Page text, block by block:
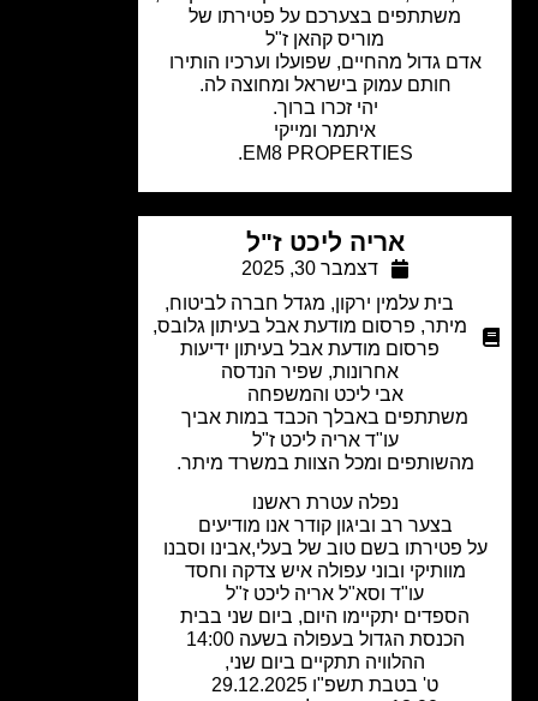
משתתפים בצערכם על פטירתו של
מוריס קהאן ז"ל
גדול מהחיים, שפועלו וערכיו הותירו
חותם עמוק בישראל ומחוצה לה.
יהי זכרו ברוך.
איתמר ומייקי
EM8 PROPERTIES.
אריה ליכט ז"ל
דצמבר 30, 2025
בית עלמין ירקון,מגדל חברה לביטוח,
מיתר, פרסום מודעת אבל בעיתון גלובס,
פרסום מודעת אבל בעיתון ידיעות
אחרונות,שפיר הנדסה
אבי ליכט והמשפחה
משתתפים באבלך הכבד במות אביך
עו"ד אריה ליכט ז"ל
מהשותפים ומכל הצוות במשרד מיתר.
נפלה עטרת ראשנו
בצער רב וביגון קודר אנו מודיעים
פטירתו בשם טוב של בעלי,אבינו וסבנו
מוותיקי ובוני עפולה איש צדקה וחסד
עו"ד וסא"ל אריה ליכט ז"ל
הספדים יתקיימו היום, ביום שני בבית
הכנסת הגדול בעפולה בשעה 14:00
ההלוויה תתקיים ביום שני,
ט' בטבת תשפ"ו 29.12.2025